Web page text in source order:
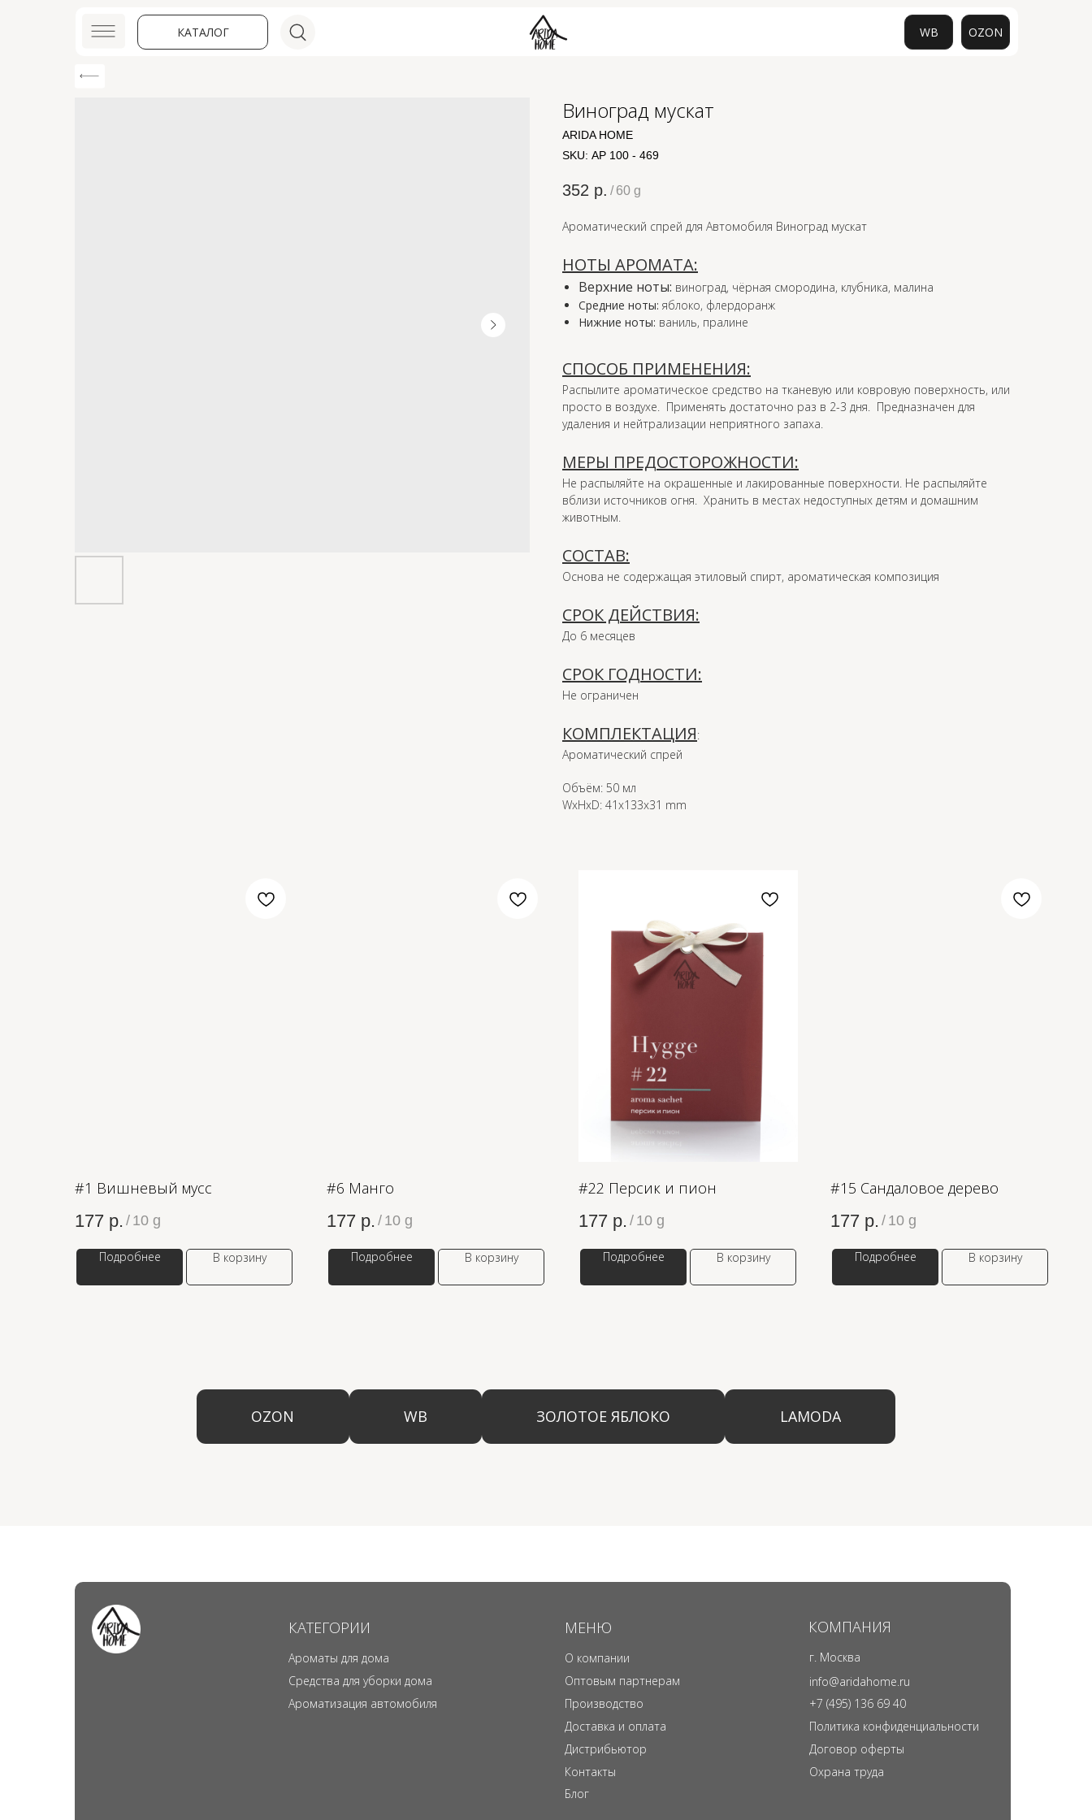
КАТАЛОГ WB OZON
Виноград мускат
ARIDA HOME
SKU: АР 100 - 469
352 р. / 60 g
Ароматический спрей для Автомобиля Виноград мускат
НОТЫ АРОМАТА:
Верхние ноты: виноград, чёрная смородина, клубника, малина
Средние ноты: яблоко, флердоранж
Нижние ноты: ваниль, пралине
СПОСОБ ПРИМЕНЕНИЯ:
Распылите ароматическое средство на тканевую или ковровую поверхность, или
просто в воздухе. Применять достаточно раз в 2-3 дня. Предназначен для
удаления и нейтрализации неприятного запаха.
МЕРЫ ПРЕДОСТОРОЖНОСТИ:
Не распыляйте на окрашенные и лакированные поверхности. Не распыляйте
вблизи источников огня. Хранить в местах недоступных детям и домашним
животным.
СОСТАВ:
Основа не содержащая этиловый спирт, ароматическая композиция
СРОК ДЕЙСТВИЯ:
До 6 месяцев
СРОК ГОДНОСТИ:
Не ограничен
КОМПЛЕКТАЦИЯ:
Ароматический спрей
Объём: 50 мл
WxHxD: 41x133x31 mm
#1 Вишневый мусс
177 р. / 10 g
Подробнее В корзину
#6 Манго
177 р. / 10 g
Подробнее В корзину
#22 Персик и пион
177 р. / 10 g
Подробнее В корзину
#15 Сандаловое дерево
177 р. / 10 g
Подробнее В корзину
OZON WB ЗОЛОТОЕ ЯБЛОКО LAMODA
КАТЕГОРИИ
Ароматы для дома
Ароматизация автомобиля
Средства для уборки дома
МЕНЮ
О компании
Производство
Оптовым партнерам
Контакты
КОМПАНИЯ
г. Москва
info@aridahome.ru
+7 (495) 136 69 40
Политика конфиденциальности
Договор оферты
Охрана труда
Дистрибьютор
Доставка и оплата
Блог